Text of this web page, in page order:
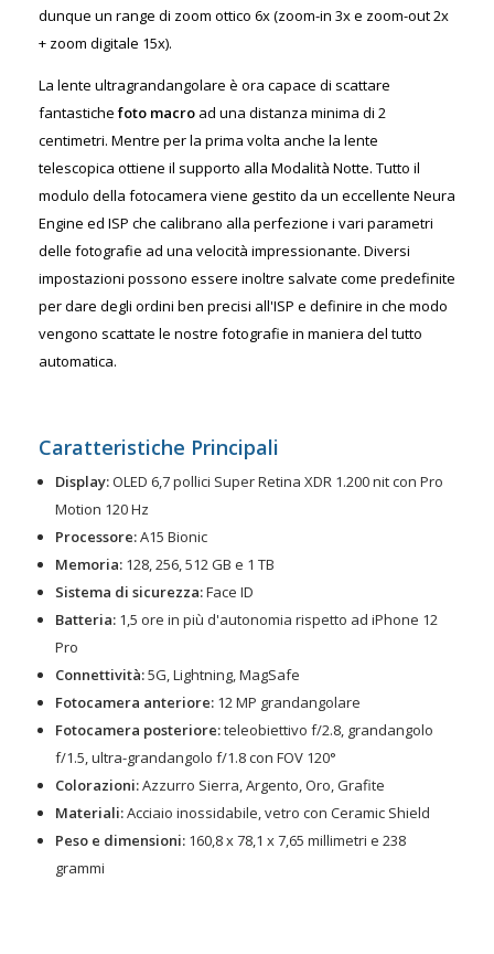
dunque un range di zoom ottico 6x (zoom-in 3x e zoom-out 2x
+ zoom digitale 15x).
La lente ultragrandangolare è ora capace di scattare
fantastiche foto macro ad una distanza minima di 2
centimetri. Mentre per la prima volta anche la lente
telescopica ottiene il supporto alla Modalità Notte. Tutto il
modulo della fotocamera viene gestito da un eccellente Neura
Engine ed ISP che calibrano alla perfezione i vari parametri
delle fotografie ad una velocità impressionante. Diversi
impostazioni possono essere inoltre salvate come predefinite
per dare degli ordini ben precisi all'ISP e definire in che modo
vengono scattate le nostre fotografie in maniera del tutto
automatica.
Caratteristiche Principali
Display:OLED 6,7 pollici Super Retina XDR 1.200 nit con Pro
Motion 120 Hz
Processore:A15 Bionic
Memoria: 128, 256, 512 GB e 1 TB
Sistema di sicurezza:Face ID
Batteria: 1,5 ore in più d'autonomia rispetto ad iPhone 12
Pro
Connettività:5G, Lightning, MagSafe
Fotocamera anteriore: 12 MP grandangolare
Fotocamera posteriore:teleobiettivo f/2.8, grandangolo
f/1.5, ultra-grandangolo f/1.8 con FOV 120°
Colorazioni:Azzurro Sierra, Argento, Oro, Grafite
Materiali:Acciaio inossidabile, vetro con Ceramic Shield
Peso e dimensioni: 160,8 x 78,1 x 7,65 millimetri e 238
grammi